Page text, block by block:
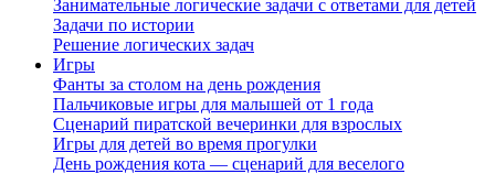
Занимательные логические задачи с ответами для детей
Задачи по истории
Решение логических задач
Игры
Фанты за столом на день рождения
Пальчиковые игры для малышей от 1 года
Сценарий пиратской вечеринки для взрослых
Игры для детей во время прогулки
День рождения кота — сценарий для веселого